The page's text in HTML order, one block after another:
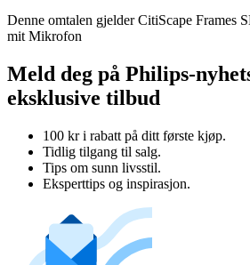
Denne omtalen gjelder CitiScape Frames
mit Mikrofon
Meld deg på Philips-
eksklusive tilbud
100 kr i rabatt på ditt første kjøp.
Tidlig tilgang til salg.
Tips om sunn livsstil.
Eksperttips og inspirasjon.